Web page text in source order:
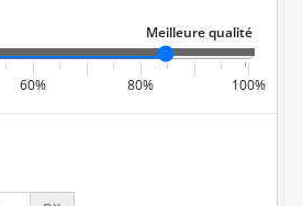
60% 80% 100%